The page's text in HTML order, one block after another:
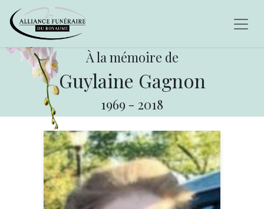
À la mémoire de
Guylaine Gagnon
1969 - 2018